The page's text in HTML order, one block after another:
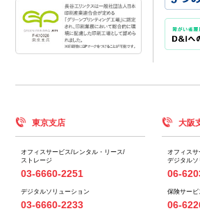
東京支店
オフィスサービス/レンタル・リース/
ストレージ
03-6660-2251
デジタルソリューション
03-6660-2233
大阪
オフィスサ
デジタル
06-
保険サービ
06-